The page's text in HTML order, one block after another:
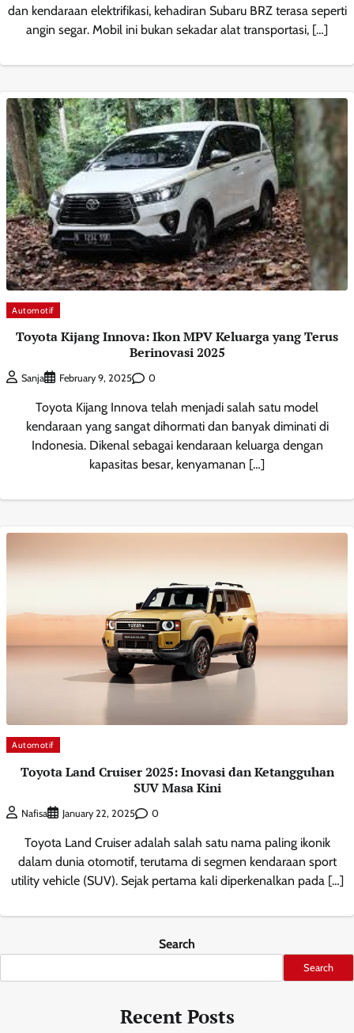
dan kendaraan elektrifikasi, kehadiran Subaru BRZ terasa seperti
angin segar. Mobil ini bukan sekadar alat transportasi, […]
Automotif
Toyota Kijang Innova: Ikon MPV Keluarga yang Terus
Berinovasi 2025
Sanja February 9, 2025 0
Toyota Kijang Innova telah menjadi salah satu model
kendaraan yang sangat dihormati dan banyak diminati di
Indonesia. Dikenal sebagai kendaraan keluarga dengan
kapasitas besar, kenyamanan […]
Automotif
Toyota Land Cruiser 2025: Inovasi dan Ketangguhan
SUV Masa Kini
Nafisa January 22, 2025 0
Toyota Land Cruiser adalah salah satu nama paling ikonik
dalam dunia otomotif, terutama di segmen kendaraan sport
utility vehicle (SUV). Sejak pertama kali diperkenalkan pada […]
Search
Search
Recent Posts